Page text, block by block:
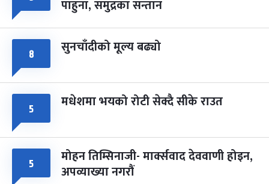
चैत्र ८, २०८३-Mar 22, 2027
पाहुना, समुद्रका सन्तान
८ सुनचाँदीको मूल्य बढ्यो
५ मधेशमा भयको रोटी सेक्दै सीके राउत
५ मोहन तिम्सिनाजी- मार्क्सवाद देववाणी होइन,
अपव्याख्या नगरौं